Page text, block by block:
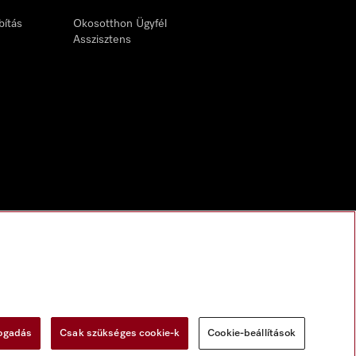
Okosotthon Ügyfél
Asszisztens
Csak szükséges cookie-k Cookie-beállítások